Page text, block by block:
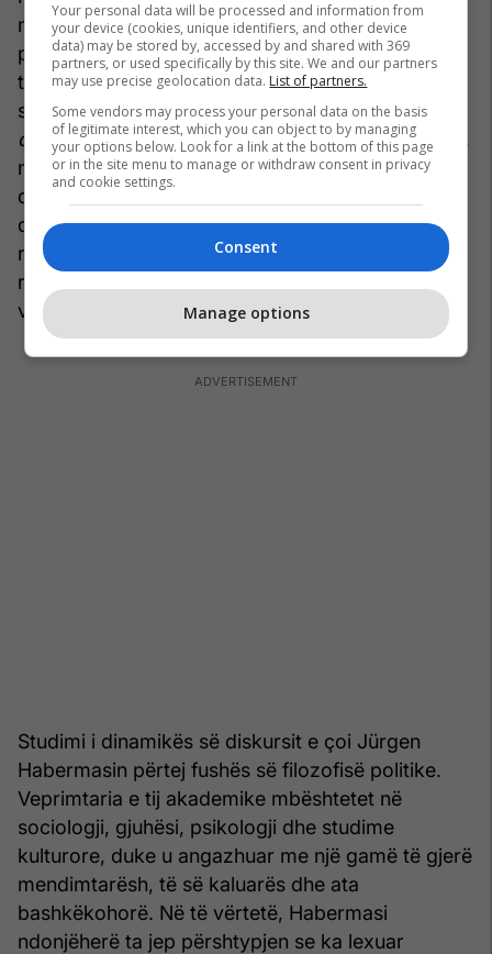
mirëfilltë deliberative nuk kishte ekzistuar kurrë,
por ai këmbëngulte se çdo shoqëri e mirë duhej
të bazohej mbi parimet e saj. “Legjitimiteti i ligjit,”
shkroi ai në librin e tij të vitit 1992,Midis fakteve
dhe normave[Between Facts and Norms], “varet,
në fund të fundit, nga një rend komunikues”:
qytetarët duhet të jenë “pjesëmarrës të
diskurseve racionale,” të aftë të shprehin lirshëm
mendimet e veta dhe të gjejnë zgjidhje
reciprokisht të pranueshme për probleme të
vështira.
Studimi i dinamikës së diskursit e çoi Jürgen
Habermasin përtej fushës së filozofisë politike.
Veprimtaria e tij akademike mbështetet në
sociologji, gjuhësi, psikologji dhe studime
kulturore, duke u angazhuar me një gamë të gjerë
mendimtarësh, të së kaluarës dhe ata
bashkëkohorë. Në të vërtetë, Habermasi
ndonjëherë ta jep përshtypjen se ka lexuar
Your personal data will be processed and information from
your device (cookies, unique identifiers, and other device
data) may be stored by, accessed by and shared with 369
partners, or used specifically by this site. We and our partners
may use precise geolocation data. List of partners.
Some vendors may process your personal data on the basis
of legitimate interest, which you can object to by managing
your options below. Look for a link at the bottom of this page
or in the site menu to manage or withdraw consent in privacy
and cookie settings.
Consent
Manage options